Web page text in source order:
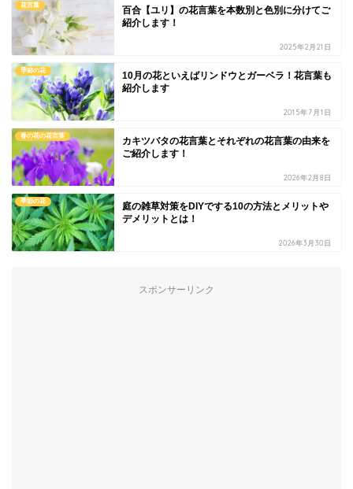
花言葉
百合【ユリ】の花言葉を本数別と色別に分けてご
紹介します！
2025年2月21日
季節の花
10月の花といえばリンドウとガーベラ！花言葉も
紹介します
2015年7月1日
春の花の花言葉
カキツバタの花言葉とそれぞれの花言葉の由来を
ご紹介します！
2026年2月8日
季節の花
庭の雑草対策をDIYでする10の方法とメリットや
デメリットとは！
2026年3月30日
スポンサーリンク